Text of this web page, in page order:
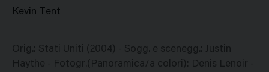
Kevin Tent
Orig.: Stati Uniti (2004) - Sogg. e scenegg.: Justin
Haythe - Fotogr.(Panoramica/a colori): Denis Lenoir -